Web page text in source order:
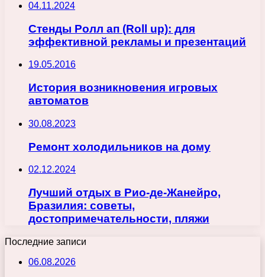
04.11.2024
Стенды Ролл ап (Roll up): для
эффективной рекламы и презентаций
19.05.2016
История возникновения игровых
автоматов
30.08.2023
Ремонт холодильников на дому
02.12.2024
Лучший отдых в Рио-де-Жанейро,
Бразилия: советы,
достопримечательности, пляжи
Последние записи
06.08.2026